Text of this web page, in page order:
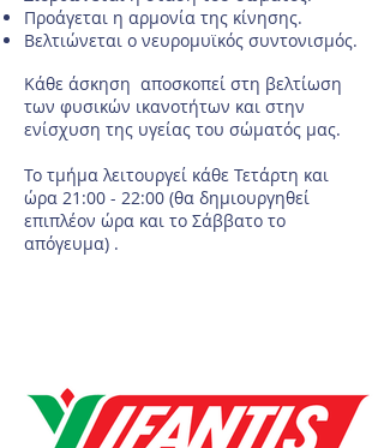
Προάγεται η αρμονία της κίνησης.
Βελτιώνεται ο νευρομυϊκός συντονισμός.
Κάθε άσκηση αποσκοπεί στη βελτίωση
των φυσικών ικανοτήτων και στην
ενίσχυση της υγείας του σώματός μας.
Το τμήμα λειτουργεί κάθε Τετάρτη και
ώρα 21:00 - 22:00 (θα δημιουργηθεί
επιπλέον ώρα και το Σάββατο το
απόγευμα) .